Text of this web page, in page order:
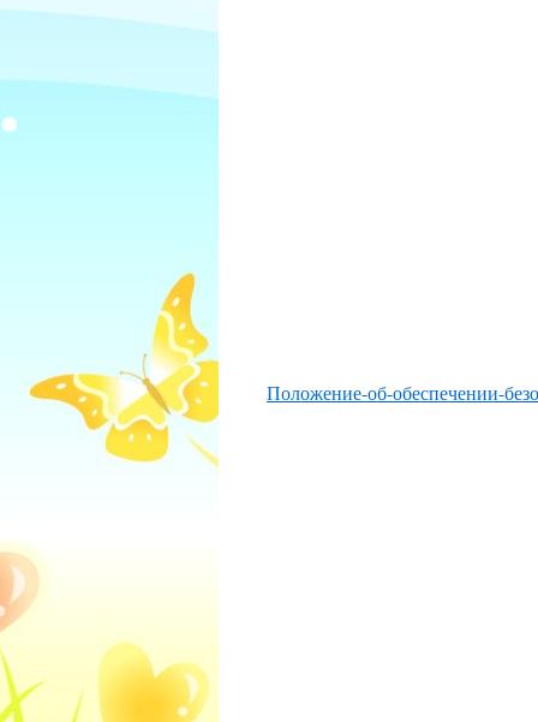
Положение-об-обеспечении-